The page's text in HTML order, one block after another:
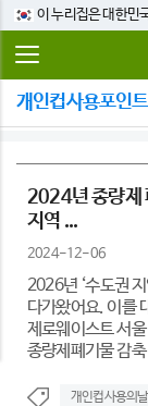
이 누리집은 대한민
개인컵사용포인트
2024년 종량제
지역 ...
2024-12-06
2026년 ‘수도권
다가왔어요. 이를
제로웨이스트 서
종량제폐기물 감
개인컵사용의날